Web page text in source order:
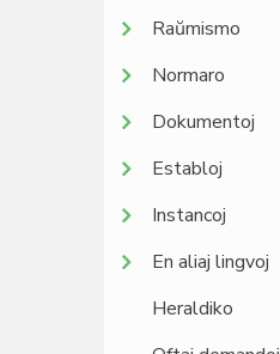
Raŭmismo
Normaro
Dokumentoj
Establoj
Instancoj
En aliaj lingvoj
Heraldiko